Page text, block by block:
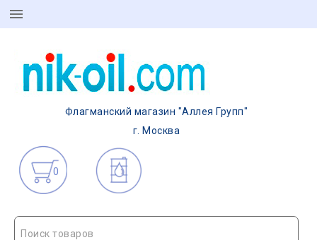
Флагманский магазин "Аллея Групп"
г. Москва
0
Поиск товаров